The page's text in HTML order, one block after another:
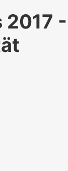
2017 -
4-